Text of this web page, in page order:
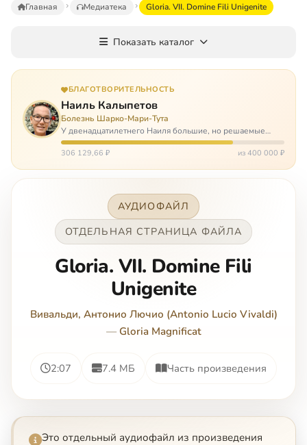
Главная Медиатека Gloria. VII. Domine Fili Unigenite
Показать каталог
БЛАГОТВОРИТЕЛЬНОСТЬ
Наиль Калыпетов
Болезнь Шарко-Мари-Тута
У двенадцатилетнего Наиля большие, но решаемые
проблемы. Он болен редкой болезнью, которая ставит
перед ним множество непростых задача, угрожая в
306 129,66 ₽ из 400 000 ₽
АУДИОФАЙЛ
ОТДЕЛЬНАЯ СТРАНИЦА ФАЙЛА
Gloria. VII. Domine Fili
Unigenite
Вивальди, Антонио Лючио (Antonio Lucio Vivaldi)
— Gloria Magnificat
2:07 7.4 МБ Часть произведения
Это отдельный аудиофайл из произведения